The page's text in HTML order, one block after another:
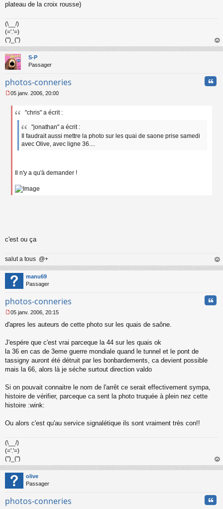
n
plateau de la croix rousse)
(\__/)
(='.'=)
(")_(")
au
S-P
Passager
photos-conneries
e
05 janv. 2006, 20:00
"chris" a écrit :
"jonathan" a écrit :
Il faudrait aussi mettre la photo sur les quai de saone prise samedi
avec Olive, avec ligne 36....
Il n'y a qu'à demander !
c'est ou ça
salut a tous @+
au
manu69
Passager
photos-conneries
e
s
a
g
e
n
u
05 janv. 2006, 20:15
d'apres les auteurs de cette photo sur les quais de saône.
J'espére que c'est vrai parceque la 44 sur les quais ok
la 36 en cas de 3eme guerre mondiale quand le tunnel et le pont de
tassigny auront été détruit par les bonbardements, ca devient possible
mais la 66, alors là je séche surtout direction valdo
Si on pouvait connaitre le nom de l'arrêt ce serait effectivement sympa,
histoire de vérifier, parceque ca sent la photo truquée à plein nez cette
histoire :wink:
Ou alors c'est qu'au service signalétique ils sont vraiment très con!!
(\__/)
(='.'=)
(")_(")
au
olive
Passager
photos-conneries